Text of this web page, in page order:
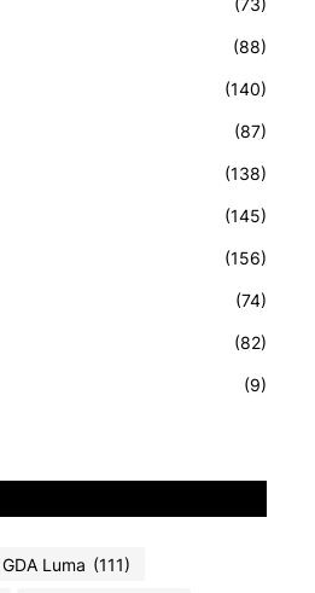
(73)
(88)
(140)
(87)
(138)
(145)
(156)
(74)
(82)
(9)
GDA Luma (111)